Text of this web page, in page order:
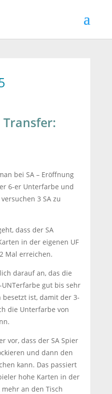
bei SA – Eröffnung
6-er Unterfarbe und
3 SA zu
dass der SA
in der eigenen UF
Mal erreichen.
darauf an, das die
gut bis sehr
ist, damit der 3-
die Unterfarbe von
vor, dass der SA Spier
und dann den
kann. Das passiert
hohe Karten in der
an den Tisch